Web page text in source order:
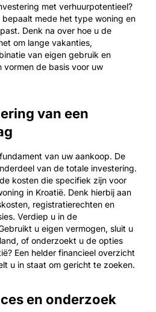
met verhuurpotentieel?
mede het type woning en
Denk na over hoe u de
om lange vakanties,
van eigen gebruik en
vormen de basis voor uw
van een
van uw aankoop. De
van de totale investering.
kosten die specifiek zijn voor
in Kroatië. Denk hierbij aan
registratierechten en
Verdiep u in de
u eigen vermogen, sluit u
of onderzoekt u de opties
Een helder financieel overzicht
u in staat om gericht te zoeken.
en onderzoek